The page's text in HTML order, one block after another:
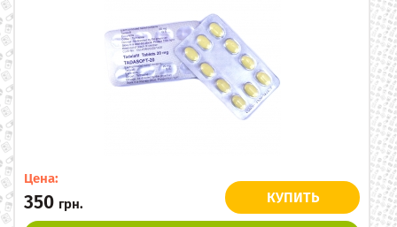
Цена:
350 грн. КУПИТЬ